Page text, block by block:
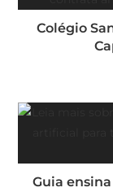
Colégio
Guia